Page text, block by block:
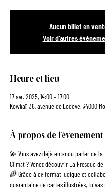
Aucun billet en
Voir d'autres
Heure et lieu
17 avr. 2025, 14:00 – 17:00
Kowhaï, 36, avenue de Lodève, 34000
À propos de l'événement
💫 Vous avez déjà entendu parler de la
Climat ? Venez découvrir La Fresque
🌈 Grâce à ce format ludique et
quarantaine de cartes illustrées, tu vas :